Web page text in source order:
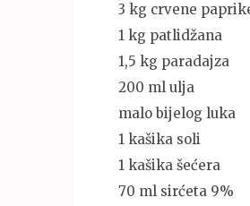
3 kg crvene
1 kg patlidžana
1,5 kg paradajza
200 ml ulja
malo bijelog luka
1 kašika soli
1 kašika šećera
70 ml sirćeta 9%